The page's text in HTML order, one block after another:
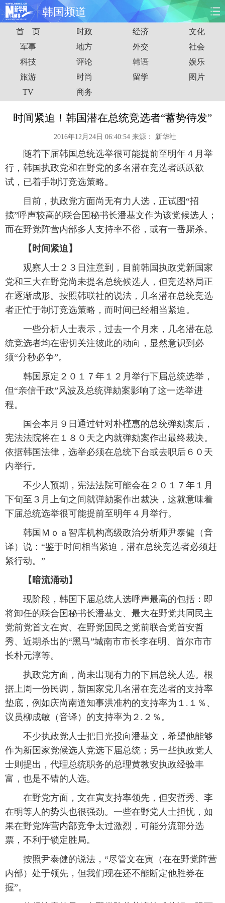
韩国频道
首页 时政 国际 财经
娱乐 体育 人事 教育
时尚 思客
港澳 台湾 华人 汽车
能源 房产
图片 视频 彩票 食品
金融 公益 军事 无人机
富媒体
新华电视中文 新华电视英文 返回PC
首 页 时政 经济
文化
军事
地方 外交
社会
科技
评论 韩语
娱乐
旅游
时尚 留学
图片
TV
商务
时间紧迫！韩国潜在总统竞选者“蓄势待发”
2016年12月24日 06:40:54 来源： 新华社
随着下届韩国总统选举很可能提前至明年４月举
行，韩国执政党和在野党的多名潜在竞选者跃跃欲
试，已着手制订竞选策略。
目前，执政党方面尚无有力人选，正试图“招
揽”呼声较高的联合国秘书长潘基文作为该党候选人；
而在野党阵营内部多人支持率不俗，或有一番厮杀。
【时间紧迫】
观察人士２３日注意到，目前韩国执政党新国家
党和三大在野党尚未提名总统候选人，但竞选格局正
在逐渐成形。按照韩联社的说法，几名潜在总统竞选
者正忙于制订竞选策略，而时间已经相当紧迫。
一些分析人士表示，过去一个月来，几名潜在总
统竞选者均在密切关注彼此的动向，显然意识到必
须“分秒必争”。
韩国原定２０１７年１２月举行下届总统选举，
但“亲信干政”风波及总统弹劾案影响了这一选举进
程。
国会本月９日通过针对朴槿惠的总统弹劾案后，
宪法法院将在１８０天之内就弹劾案作出最终裁决。
依据韩国法律，选举必须在总统下台或去职后６０天
内举行。
不少人预期，宪法法院可能会在２０１７年１月
下旬至３月上旬之间就弹劾案作出裁决，这就意味着
下届总统选举很可能提前至明年４月举行。
韩国Ｍｏａ智库机构高级政治分析师尹泰健（音
译）说：“鉴于时间相当紧迫，潜在总统竞选者必须赶
紧行动。”
【暗流涌动】
现阶段，韩国下届总统人选呼声最高的包括：即
将卸任的联合国秘书长潘基文、最大在野党共同民主
党前党首文在寅、在野党国民之党前联合党首安哲
秀、近期杀出的“黑马”城南市市长李在明、首尔市市
长朴元淳等。
执政党方面，尚未出现有力的下届总统人选。根
据上周一份民调，新国家党几名潜在竞选者的支持率
垫底，例如庆尚南道知事洪准杓的支持率为１.１％、
议员柳成敏（音译）的支持率为２.２％。
不少执政党人士把目光投向潘基文，希望他能够
作为新国家党候选人竞选下届总统；另一些执政党人
士则提出，代理总统职务的总理黄教安执政经验丰
富，也是不错的人选。
在野党方面，文在寅支持率领先，但安哲秀、李
在明等人的势头也很强劲。一些在野党人士担忧，如
果在野党阵营内部竞争太过激烈，可能分流部分选
票，不利于锁定胜局。
按照尹泰健的说法，“尽管文在寅（在在野党阵营
内部）处于领先，但我们现在还不能断定他胜券在
握”。